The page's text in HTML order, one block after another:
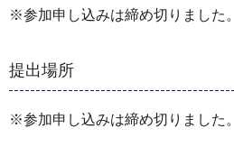
※参加申し込みは締め切りました。
提出場所
※参加申し込みは締め切りました。